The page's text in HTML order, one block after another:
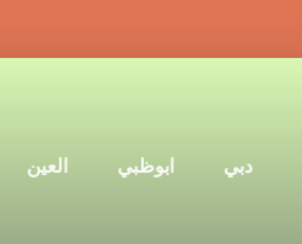
دبي ابوظبي العين